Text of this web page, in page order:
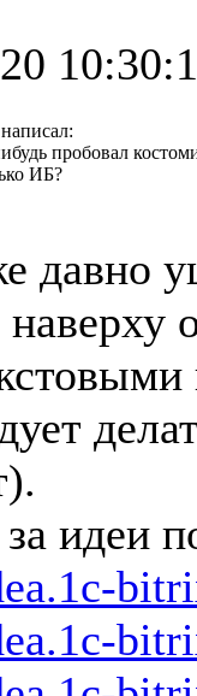
написал:
пробовал
ИБ?
давно
за идеи